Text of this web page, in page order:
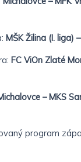
MŠK Žilina (I. liga)
FC ViOn Zlaté
– MKS
program